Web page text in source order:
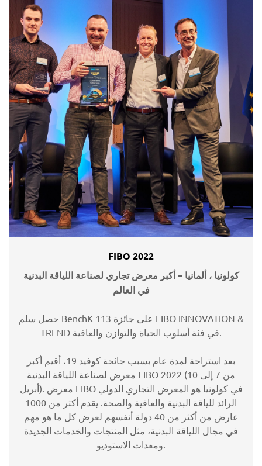
FIBO 2022
كولونيا ، ألمانيا – أكبر معرض تجاري لصناعة اللياقة البدنية
في العالم
حصل سلم BenchK 113 على جائزة FIBO INNOVATION &
TREND في فئة أسلوب الحياة والتوازن والعافية.
بعد استراحة لمدة عام بسبب جائحة كوفيد 19، أقيم أكبر
معرض لصناعة اللياقة البدنية FIBO 2022 (من 7 إلى 10
أبريل). معرض FIBO في كولونيا هو المعرض التجاري الدولي
الرائد للياقة البدنية والعافية والصحة. يقدم أكثر من 1000
عارض من أكثر من 40 دولة أنفسهم لعرض كل ما هو مهم
في مجال اللياقة البدنية، مثل المنتجات والخدمات الجديدة
ومعدات الاستوديو.